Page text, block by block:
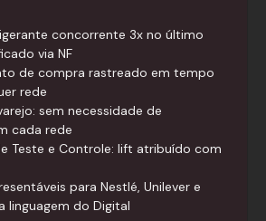
concorrente 3x no último
via NF
de compra rastreado em tempo
rede
sem necessidade de
cada rede
Teste e Controle: lift atribuído com
para Nestlé, Unilever e
linguagem do Digital